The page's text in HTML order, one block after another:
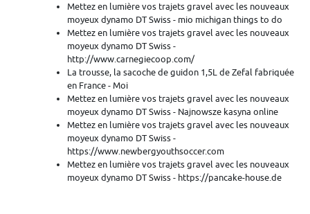
Mettez en lumière vos trajets gravel avec les nouveaux
moyeux dynamo DT Swiss - mio michigan things to do
Mettez en lumière vos trajets gravel avec les nouveaux
moyeux dynamo DT Swiss -
http://www.carnegiecoop.com/
La trousse, la sacoche de guidon 1,5L de Zefal fabriquée
en France - Moi
Mettez en lumière vos trajets gravel avec les nouveaux
moyeux dynamo DT Swiss - Najnowsze kasyna online
Mettez en lumière vos trajets gravel avec les nouveaux
moyeux dynamo DT Swiss -
https://www.newbergyouthsoccer.com
Mettez en lumière vos trajets gravel avec les nouveaux
moyeux dynamo DT Swiss - https://pancake-house.de